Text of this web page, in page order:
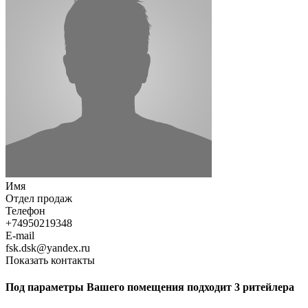
Имя
Отдел продаж
Телефон
+74950219348
E-mail
fsk.dsk@yandex.ru
Показать контакты
Под параметры Вашего помещения подходит 3 ритейлера